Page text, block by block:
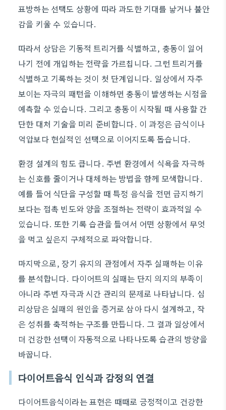
표방하는 선택도 상황에 따라 과도한 기대를 낳거나 불안
감을 키울 수 있습니다.
따라서 상담은 기동적 트리거를 식별하고, 충동이 일어
나기 전에 개입하는 전략을 가르칩니다. 그런 트리거를
식별하고 기록하는 것이 첫 단계입니다. 일상에서 자주
보이는 자극의 패턴을 이해하면 충동이 발생하는 시점을
예측할 수 있습니다. 그리고 충동이 시작될 때 사용할 간
단한 대처 기술을 미리 준비합니다. 이 과정은 금식이나
억압보다 현실적인 선택으로 이어지도록 돕습니다.
환경 설계의 힘도 큽니다. 주변 환경에서 식욕을 자극하
는 신호를 줄이거나 대체하는 방법을 함께 모색합니다.
예를 들어 식단을 구성할 때 특정 음식을 전면 금지하기
보다는 접촉 빈도와 양을 조절하는 전략이 효과적일 수
있습니다. 또한 기록 습관을 들여서 어떤 상황에서 무엇
을 먹고 싶은지 구체적으로 파악합니다.
마지막으로, 장기 유지의 관점에서 자주 실패하는 이유
를 분석합니다. 다이어트의 실패는 단지 의지의 부족이
아니라 주변 자극과 시간 관리의 문제로 나타납니다. 심
리상담은 실패의 원인을 증거로 삼아 다시 설계하고, 작
은 성취를 축적하는 구조를 만듭니다. 그 결과 일상에서
더 건강한 선택이 자동적으로 나타나도록 습관의 방향을
바꿉니다.
다이어트음식 인식과 감정의 연결
다이어트음식이라는 표현은 때때로 긍정적이고 건강한